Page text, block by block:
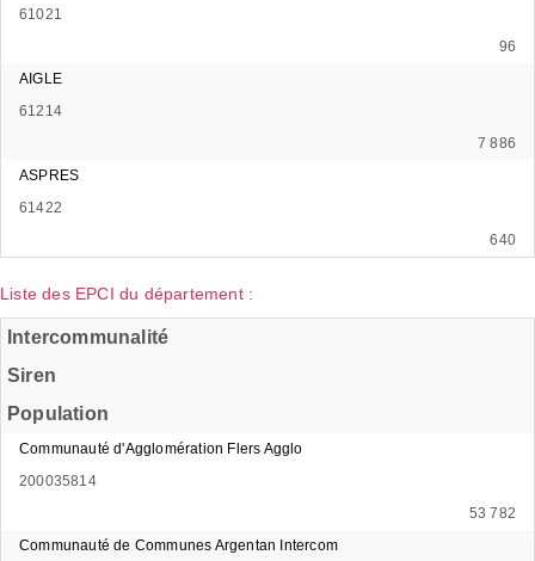
61021
96
AIGLE
61214
7 886
ASPRES
61422
640
Liste des EPCI du département :
Intercommunalité
Siren
Population
Communauté d'Agglomération Flers Agglo
200035814
53 782
Communauté de Communes Argentan Intercom